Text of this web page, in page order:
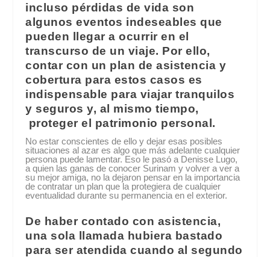
incluso pérdidas de vida son
algunos eventos indeseables que
pueden llegar a ocurrir en el
transcurso de un viaje. Por ello,
contar con un plan de asistencia y
cobertura para estos casos es
indispensable para viajar tranquilos
y seguros y, al mismo tiempo,
proteger el patrimonio personal.
No estar conscientes de ello y dejar esas posibles
situaciones al azar es algo que más adelante cualquier
persona puede lamentar. Eso le pasó a Denisse Lugo,
a quien las ganas de conocer Surinam y volver a ver a
su mejor amiga, no la dejaron pensar en la importancia
de contratar un plan que la protegiera de cualquier
eventualidad durante su permanencia en el exterior.
De haber contado con asistencia,
una sola llamada hubiera bastado
para ser atendida cuando al segundo